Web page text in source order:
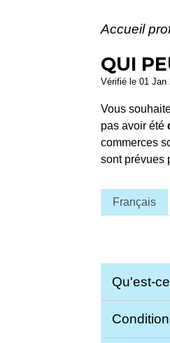
Accueil
QUI
Vérifié le 01 Jan
Vous
pas avoir été
commerces
sont prévues
Français
Qu'est-